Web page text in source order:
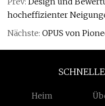
hocheffizienter
Nächste: OPUS von
Heim